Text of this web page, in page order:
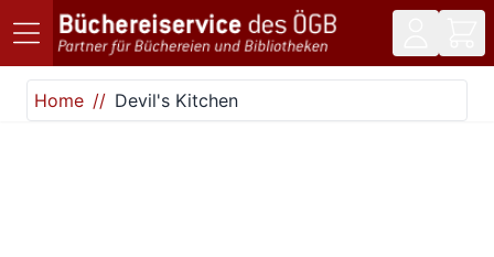
Direkt zum Inhalt
Home
Devil's Kitchen